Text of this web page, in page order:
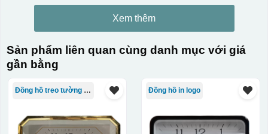
Xem thêm
Sản phẩm liên quan cùng danh mục với giá
gần bằng
Đồng hồ treo tường giá rẻ Đồng hồ in logo